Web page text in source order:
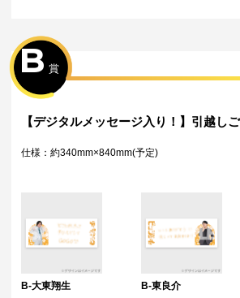
配送について
・サイン入り景品とサインなし景品は別配送とな
・製作状況や天候状況によりくじページに記載の
た配送となる場合がございます。
・弊社指定の配送業者から発送させていただくた
・海外への配送は対応しておりません。
特典について
Wチャンス賞について
・Wチャンス賞は対象の期間内くじ引き1回ごと
・抽選は該当するWチャンス賞の期間終了後に一
に関わらず権利保有者全員に結果をお知らせしま
B 賞
【デジタルメッセージ入り！】引越し
仕様：約340mm×840mm(予定)
B-大東翔生 B-東良介